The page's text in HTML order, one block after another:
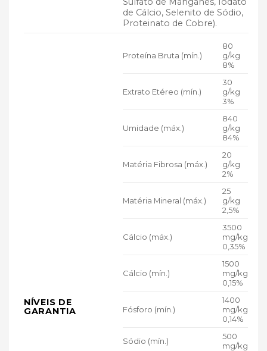
de Cálcio, Selenito de Sódio,
Proteinato de Cobre).
NÍVEIS DE
GARANTIA
Proteína Bruta (mín.)
80
g/kg
8%
Extrato Etéreo (mín.)
30
g/kg
3%
Umidade (máx.)
840
g/kg
84%
Matéria Fibrosa (máx.)
20
g/kg
2%
Matéria Mineral (máx.)
25
g/kg
2,5%
Cálcio (máx.)
3500
mg/kg
0,35%
Cálcio (mín.)
1500
mg/kg
0,15%
Fósforo (mín.)
1400
mg/kg
0,14%
Sódio (mín.)
500
mg/kg